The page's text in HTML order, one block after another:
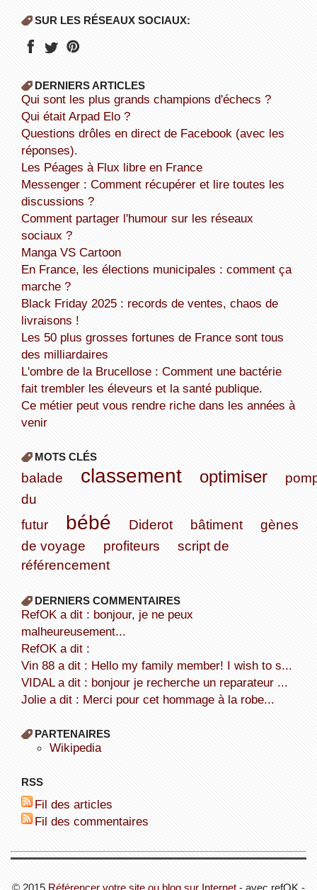
SUR LES RÉSEAUX SOCIAUX:
DERNIERS ARTICLES
Qui sont les plus grands champions d'échecs ?
Qui était Arpad Elo ?
Questions drôles en direct de Facebook (avec les
réponses).
Les Péages à Flux libre en France
Messenger : Comment récupérer et lire toutes les
discussions ?
Comment partager l'humour sur les réseaux
sociaux ?
Manga VS Cartoon
En France, les élections municipales : comment ça
marche ?
Black Friday 2025 : records de ventes, chaos de
livraisons !
Les 50 plus grosses fortunes de France sont tous
des milliardaires
L'ombre de la Brucellose : Comment une bactérie
fait trembler les éleveurs et la santé publique.
Ce métier peut vous rendre riche dans les années à
venir
MOTS CLÉS
balade classement optimiser
du
futur
bébé Diderot bâtiment gènes
de voyage
profiteurs
script de
référencement
DERNIERS COMMENTAIRES
refOK a dit : bonjour, je ne peux
malheureusement...
refOK a dit :
Vin 88 a dit : Hello my family member! I wish to s...
VIDAL a dit : bonjour je recherche un reparateur ...
Jolie a dit : Merci pour cet hommage à la robe...
PARTENAIRES
wikipedia
RSS
Fil des articles
Fil des commentaires
© 2015 Référencer votre site ou blog sur Internet - avec refOK -